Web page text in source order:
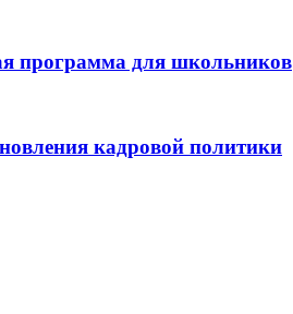
программа для школьников
кадровой политики